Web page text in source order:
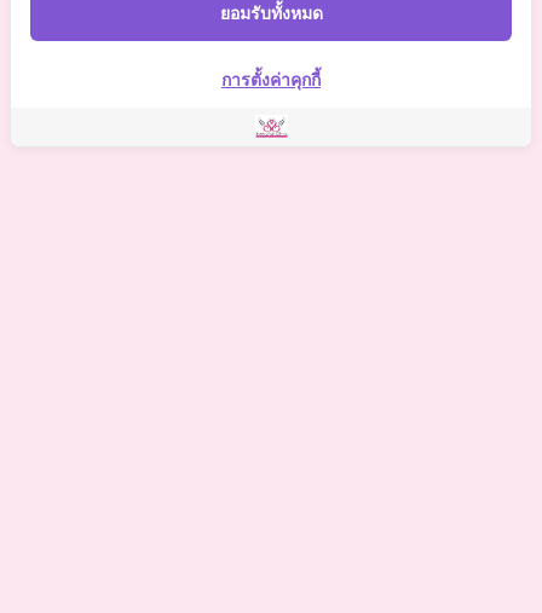
Somchai Clinic
2021 Somchai Clinic. All Rights Reserved. Powered by
ยอมรับทั้งหมด
การตั้งค่าคุกกี้